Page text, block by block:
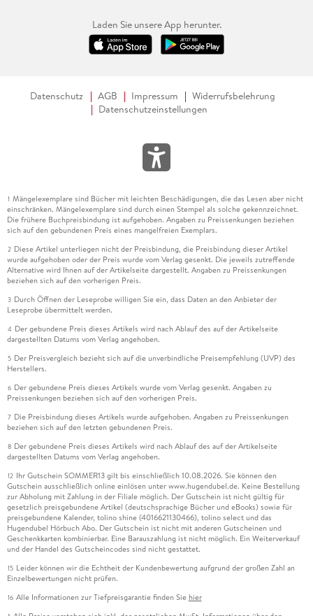
Laden Sie unsere App herunter.
Datenschutz AGB Impressum
Widerrufsbelehrung
Datenschutzeinstellungen
1 Mängelexemplare sind Bücher mit leichten Beschädigungen, die das Lesen aber nicht
einschränken. Mängelexemplare sind durch einen Stempel als solche gekennzeichnet.
Die frühere Buchpreisbindung ist aufgehoben. Angaben zu Preissenkungen beziehen
sich auf den gebundenen Preis eines mangelfreien Exemplars.
2 Diese Artikel unterliegen nicht der Preisbindung, die Preisbindung dieser Artikel
wurde aufgehoben oder der Preis wurde vom Verlag gesenkt. Die jeweils zutreffende
Alternative wird Ihnen auf der Artikelseite dargestellt. Angaben zu Preissenkungen
beziehen sich auf den vorherigen Preis.
3 Durch Öffnen der Leseprobe willigen Sie ein, dass Daten an den Anbieter der
Leseprobe übermittelt werden.
4 Der gebundene Preis dieses Artikels wird nach Ablauf des auf der Artikelseite
dargestellten Datums vom Verlag angehoben.
5 Der Preisvergleich bezieht sich auf die unverbindliche Preisempfehlung (UVP) des
Herstellers.
6 Der gebundene Preis dieses Artikels wurde vom Verlag gesenkt. Angaben zu
Preissenkungen beziehen sich auf den vorherigen Preis.
7 Die Preisbindung dieses Artikels wurde aufgehoben. Angaben zu Preissenkungen
beziehen sich auf den letzten gebundenen Preis.
8 Der gebundene Preis dieses Artikels wird nach Ablauf des auf der Artikelseite
dargestellten Datums vom Verlag angehoben.
12 Ihr Gutschein SOMMER13 gilt bis einschließlich 10.08.2026. Sie können den
Gutschein ausschließlich online einlösen unter www.hugendubel.de. Keine Bestellung
zur Abholung mit Zahlung in der Filiale möglich. Der Gutschein ist nicht gültig für
gesetzlich preisgebundene Artikel (deutschsprachige Bücher und eBooks) sowie für
preisgebundene Kalender, tolino shine (4016621130466), tolino select und das
Hugendubel Hörbuch Abo. Der Gutschein ist nicht mit anderen Gutscheinen und
Geschenkkarten kombinierbar. Eine Barauszahlung ist nicht möglich. Ein Weiterverkauf
und der Handel des Gutscheincodes sind nicht gestattet.
15 Leider können wir die Echtheit der Kundenbewertung aufgrund der großen Zahl an
Einzelbewertungen nicht prüfen.
16 Alle Informationen zur Tiefpreisgarantie finden Sie hier